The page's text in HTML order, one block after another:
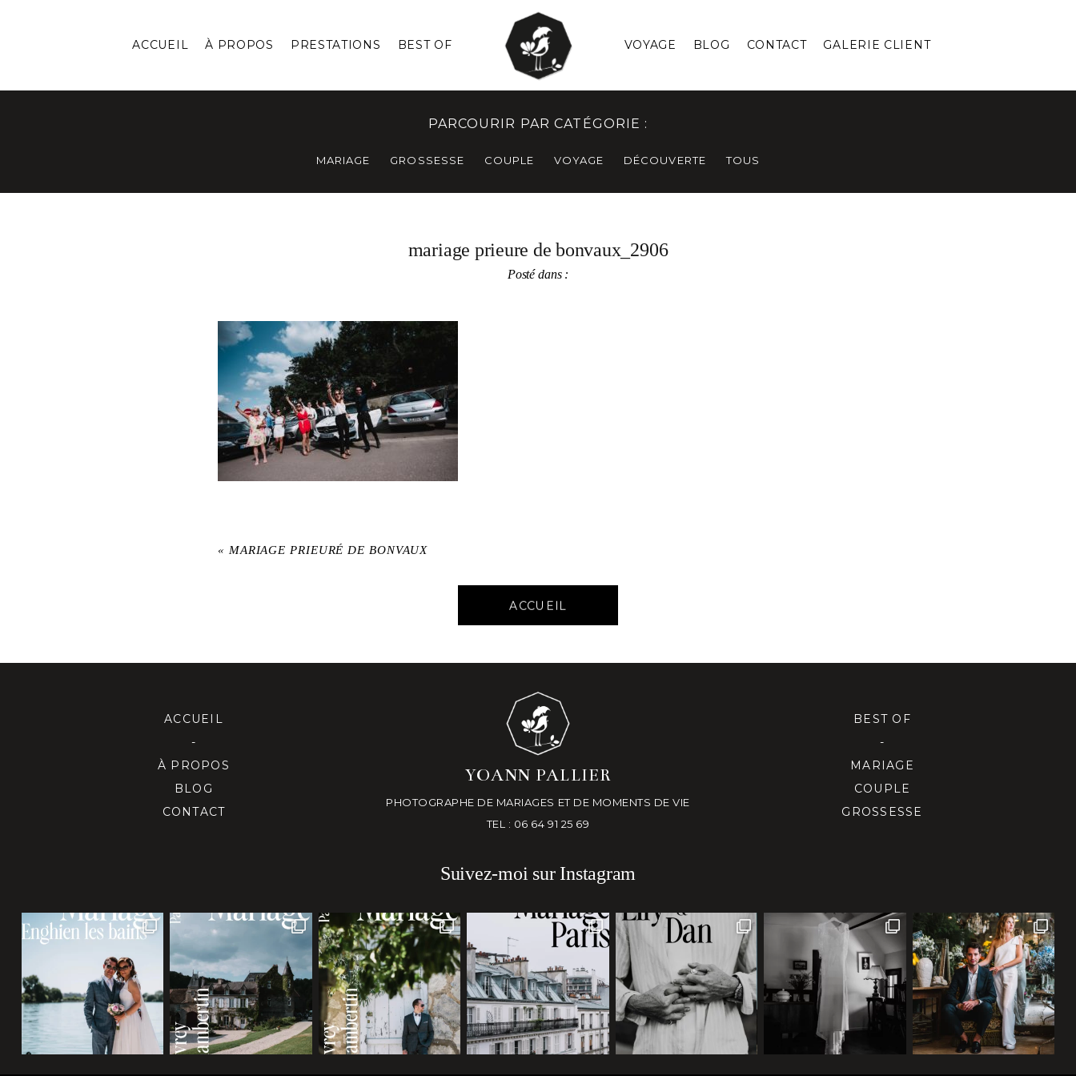
ACCUEIL À PROPOS PRESTATIONS BEST OF VOYAGE BLOG CONTACT GALERIE CLIENT
PARCOURIR PAR CATÉGORIE :
MARIAGE GROSSESSE COUPLE VOYAGE DÉCOUVERTE TOUS
mariage prieure de bonvaux_2906
Posté dans :
« MARIAGE PRIEURÉ DE BONVAUX
ACCUEIL
ACCUEIL
-
À PROPOS
BLOG
CONTACT
YOANN PALLIER
PHOTOGRAPHE DE MARIAGES ET DE MOMENTS DE VIE
TEL : 06 64 91 25 69
BEST OF
-
MARIAGE
COUPLE
GROSSESSE
Suivez-moi sur Instagram